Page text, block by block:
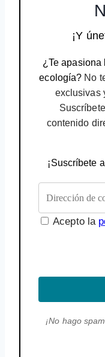
¡Y
¿Te apasiona
ecología? No
exclusivas
contenido
¡Suscríbete
Acepto la
¡No hago